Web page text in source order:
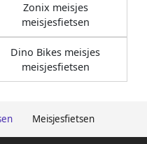
Meisjesfietsen
Zonix meisjes
meisjesfietsen
Dino Bikes meisjes
meisjesfietsen